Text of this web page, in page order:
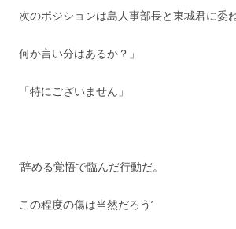
次のポジションは島人事部長と東城君に委ね
何か言い分はあるか？」
「特にございません」
‘辞める覚悟で臨んだ行動だ。
この程度の傷は当然だろう’